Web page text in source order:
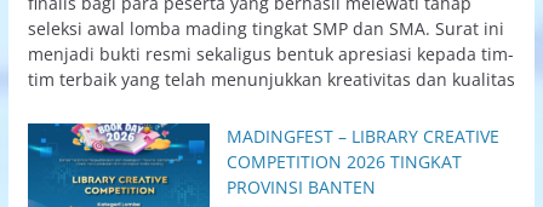
seleksi awal lomba mading tingkat SMP dan SMA. Surat ini
menjadi bukti resmi sekaligus bentuk apresiasi kepada tim-
tim terbaik yang telah menunjukkan kreativitas dan kualitas
MADINGFEST – LIBRARY CREATIVE
COMPETITION 2026 TINGKAT
PROVINSI BANTEN